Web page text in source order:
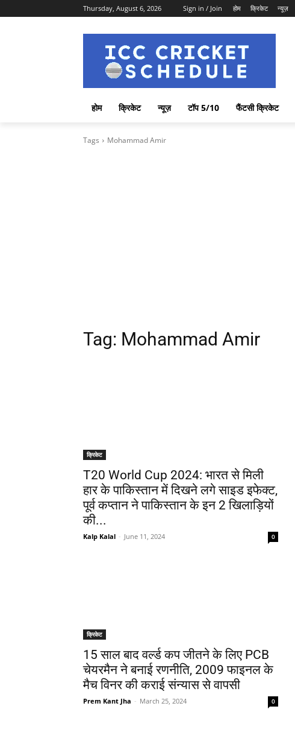
Thursday, August 6, 2026 Sign in / Join होम क्रिकेट न्यूज़
होम क्रिकेट न्यूज़ टॉप 5/10 फैंटसी क्रिकेट
Tags Mohammad Amir
Tag: Mohammad Amir
क्रिकेट
T20 World Cup 2024: भारत से मिली
हार के पाकिस्तान में दिखने लगे साइड इफेक्ट,
पूर्व कप्तान ने पाकिस्तान के इन 2 खिलाड़ियों
की...
Kalp Kalal - June 11, 2024 0
क्रिकेट
15 साल बाद वर्ल्ड कप जीतने के लिए PCB
चेयरमैन ने बनाई रणनीति, 2009 फाइनल के
मैच विनर की कराई संन्यास से वापसी
Prem Kant Jha - March 25, 2024 0